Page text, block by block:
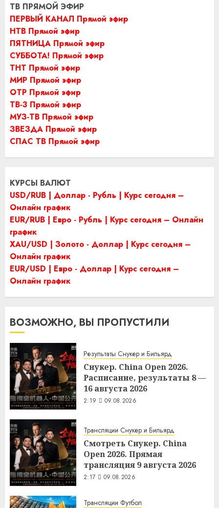
ТВ ПРЯМОЙ ЭФИР
ПЕРВЫЙ КАНАЛ Прямой эфир
НТВ Прямой эфир
ПЯТНИЦА Прямой эфир
СУББОТА! Прямой эфир
ТНТ Прямой эфир
МИР Прямой эфир
ОТР Прямой эфир
ТВ-3 Прямой эфир
МУЗ-ТВ Прямой эфир
ЗВЕЗДА Прямой эфир
СПАС ТВ Прямой эфир
КУРСЫ ВАЛЮТ
USD/RUB | Доллар - Рубль | Курс сегодня –
Онлайн график
EUR/RUB | Евро - Рубль | Курс сегодня – Онлайн
график
XAU/USD | Золото - Доллар | Курс сегодня –
Онлайн график
EUR/USD | Евро - Доллар | Курс сегодня –
Онлайн график
ВОЗМОЖНО, ВЫ ПРОПУСТИЛИ
Результаты Снукер и Бильярд
Снукер. China Open 2026.
Расписание, результаты 8 —
16 августа 2026
2:19 09.08.2026
Трансляции Снукер и Бильярд
Смотреть Снукер. China
Open 2026. Прямая
трансляция 9 августа 2026
2:17 09.08.2026
Трансляции Футбол